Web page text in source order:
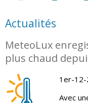
Actualités
MeteoLux
plus chaud
1er-12-
Avec